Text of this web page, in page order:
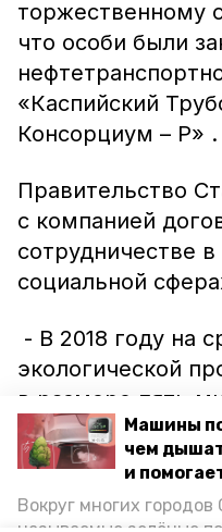
Машины
чем
и
Вокруг многих
что особи были
«Каспийский
Консорциум – Р» .
Правительство
с компанией
сотрудничестве
социальной
- В 2018 году на
экологической
в размере пять
закуплены 35
благородного
лес» и